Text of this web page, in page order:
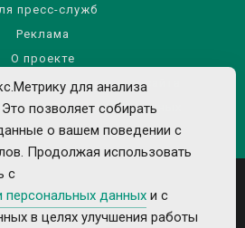
пресс-служб
Реклама
О проекте
материалов сайта
персональных данных
для анализа
позволяет собирать
о вашем поведении с
Продолжая использовать
с
персональных данных и с
в целях улучшения работы